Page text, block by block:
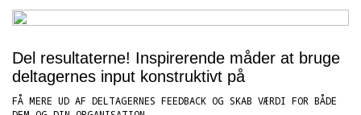
Del resultaterne! Inspirerende måder at bruge
deltagernes input konstruktivt på
FÅ MERE UD AF DELTAGERNES FEEDBACK OG SKAB VÆRDI FOR BÅDE